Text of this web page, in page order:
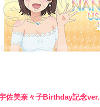
佐美奈々子Birthday記念ver.